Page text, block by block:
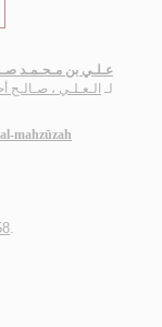
عـلـي بن مـحـمـد
لـ الـعـلـي ، صـالـح
mahzūzah
.